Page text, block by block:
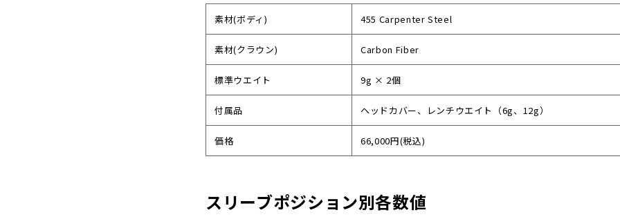
素材(ボディ) 455 Carpenter Steel
素材(クラウン) Carbon Fiber
標準ウエイト 9g × 2個
付属品 ヘッドカバー、レンチウエイト（6g、12g）
価格 66,000円(税込)
スリーブポジション別各数値